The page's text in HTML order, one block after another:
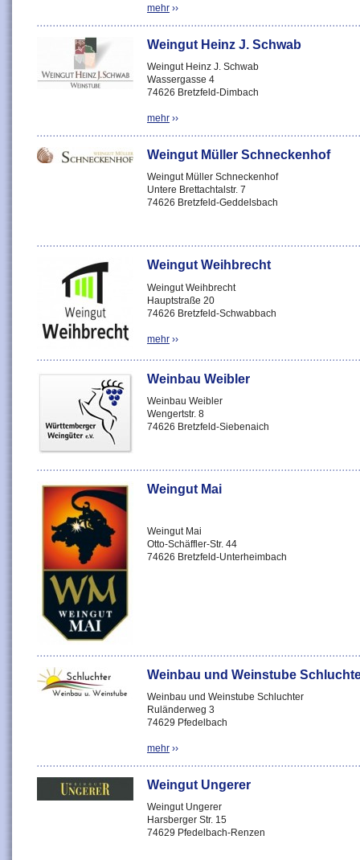
mehr ››
Weingut Heinz J. Schwab
Weingut Heinz J. Schwab
Wassergasse 4
74626 Bretzfeld-Dimbach
mehr ››
Weingut Müller Schneckenhof
Weingut Müller Schneckenhof
Untere Brettachtalstr. 7
74626 Bretzfeld-Geddelsbach
Weingut Weihbrecht
Weingut Weihbrecht
Hauptstraße 20
74626 Bretzfeld-Schwabbach
mehr ››
Weinbau Weibler
Weinbau Weibler
Wengertstr. 8
74626 Bretzfeld-Siebenaich
Weingut Mai
Weingut Mai
Otto-Schäffler-Str. 44
74626 Bretzfeld-Unterheimbach
Weinbau und Weinstube
Weinbau und Weinstube Schluchter
Ruländerweg 3
74629 Pfedelbach
mehr ››
Weingut Ungerer
Weingut Ungerer
Harsberger Str. 15
74629 Pfedelbach-Renzen